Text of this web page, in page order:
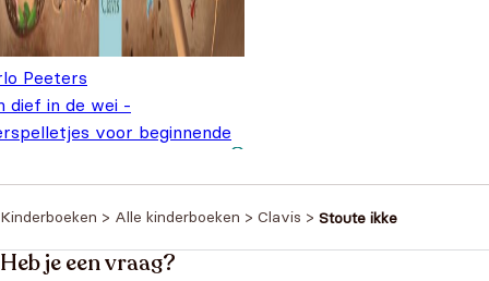
Peeters
dief in de wei -
voor beginnende
Kinderboeken > Alle kinderboeken > Clavis > Stoute ikke
Heb je een vraag?